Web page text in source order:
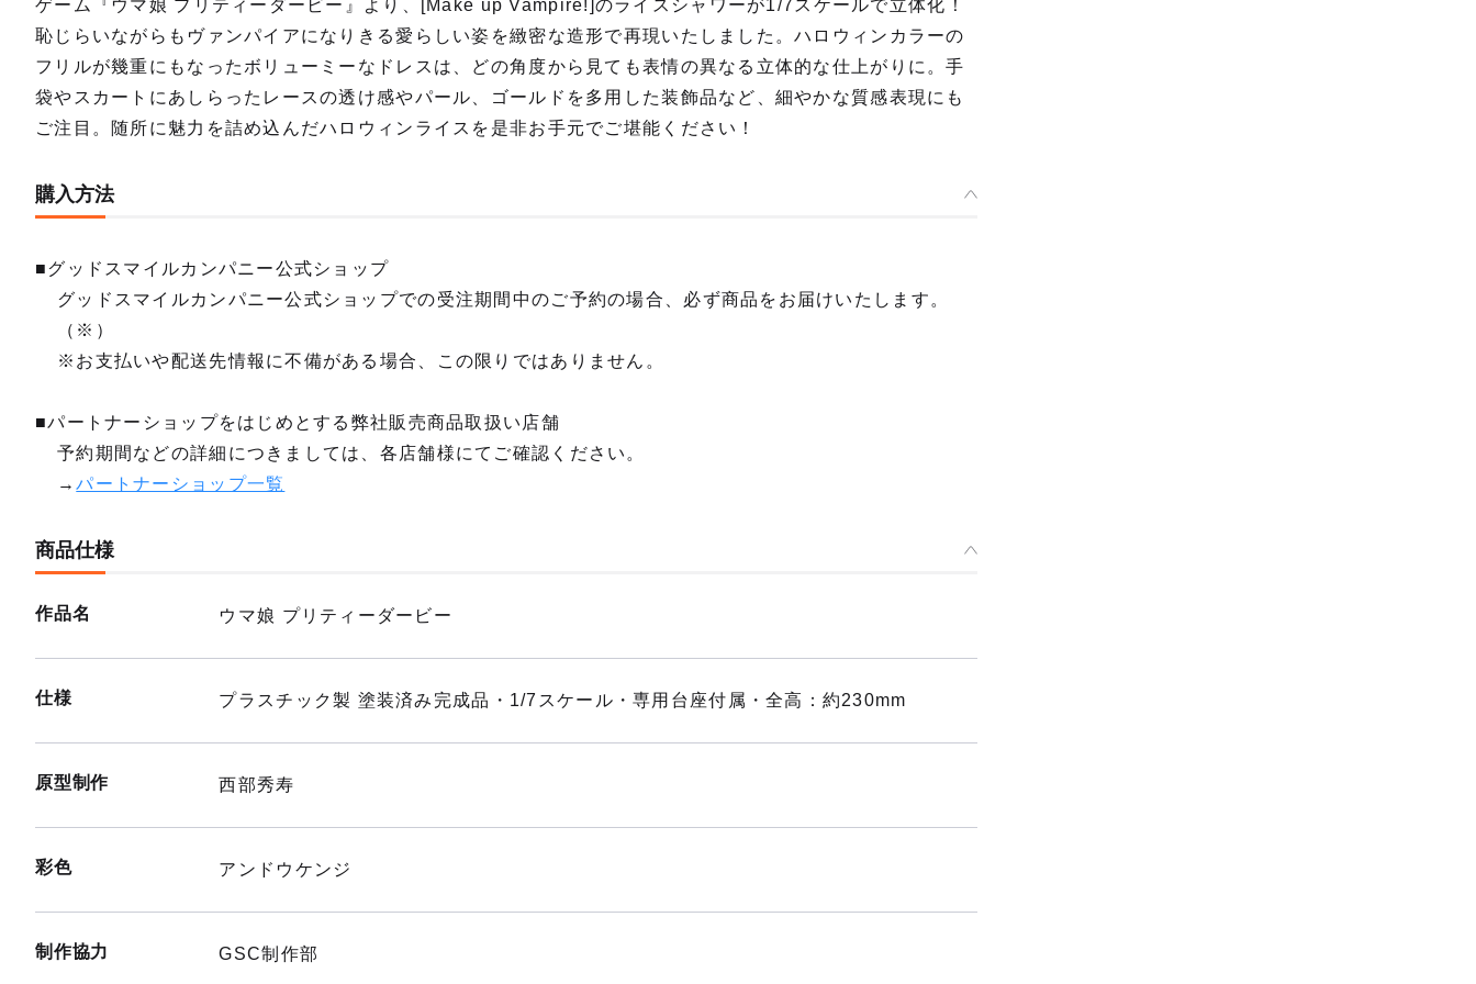
ゲーム『ウマ娘 プリティーダービー』より、[Make up Vampire!]のライスシャワーが1/7スケールで立体化！
恥じらいながらもヴァンパイアになりきる愛らしい姿を緻密な造形で再現いたしました。ハロウィンカラーの
フリルが幾重にもなったボリューミーなドレスは、どの角度から見ても表情の異なる立体的な仕上がりに。手
袋やスカートにあしらったレースの透け感やパール、ゴールドを多用した装飾品など、細やかな質感表現にも
ご注目。随所に魅力を詰め込んだハロウィンライスを是非お手元でご堪能ください！
購入方法
■グッドスマイルカンパニー公式ショップ
グッドスマイルカンパニー公式ショップでの受注期間中のご予約の場合、必ず商品をお届けいたします。
（※）
※お支払いや配送先情報に不備がある場合、この限りではありません。
■パートナーショップをはじめとする弊社販売商品取扱い店舗
予約期間などの詳細につきましては、各店舗様にてご確認ください。
→パートナーショップ一覧
商品仕様
作品名 ウマ娘 プリティーダービー
仕様 プラスチック製 塗装済み完成品・1/7スケール・専用台座付属・全高：約230mm
原型制作 西部秀寿
彩色 アンドウケンジ
制作協力 GSC制作部